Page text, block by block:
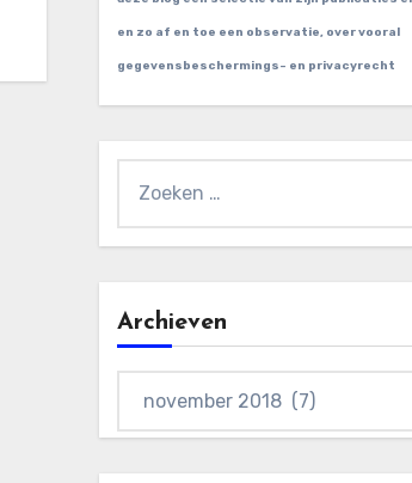
en zo af en toe een observatie, over vooral
gegevensbeschermings- en privacyrecht
naar:
Archieven